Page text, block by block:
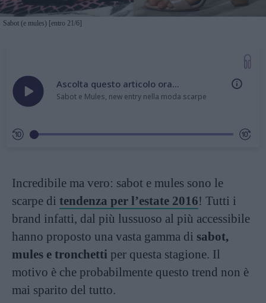
Sabot (e mules) [entro 21/6]
Ascolta questo articolo ora...
Sabot e Mules, new entry nella moda scarpe
Incredibile ma vero: sabot e mules sono le
scarpe di tendenza per l’estate 2016! Tutti i
brand infatti, dal più lussuoso al più accessibile
hanno proposto una vasta gamma di sabot,
mules e tronchetti per questa stagione. Il
motivo è che probabilmente questo trend non è
mai sparito del tutto.